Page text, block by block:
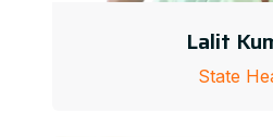
Lalit
State